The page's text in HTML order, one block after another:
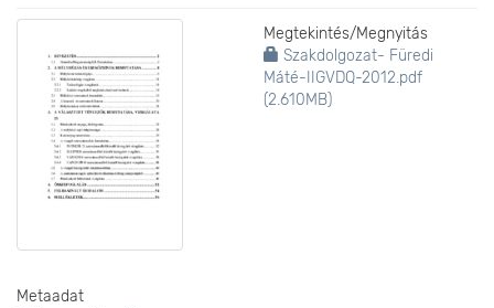
Megtekintés/Megnyitás
Szakdolgozat- Füredi
Máté-IIGVDQ-2012.pdf
(2.610MB)
Metaadat